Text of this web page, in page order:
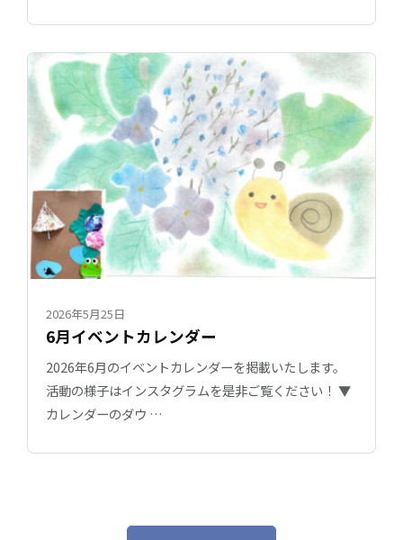
2026年5月25日
6月イベントカレンダー
2026年6月のイベントカレンダーを掲載いたします。
活動の様子はインスタグラムを是非ご覧ください！ ▼
カレンダーのダウ …